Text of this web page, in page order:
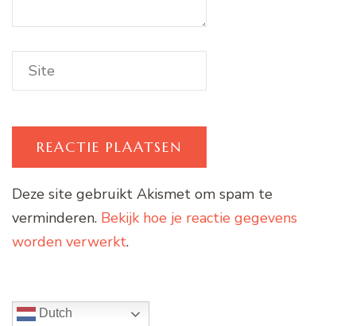
Deze site gebruikt Akismet om spam te
verminderen. Bekijk hoe je reactie gegevens
worden verwerkt.
Dutch